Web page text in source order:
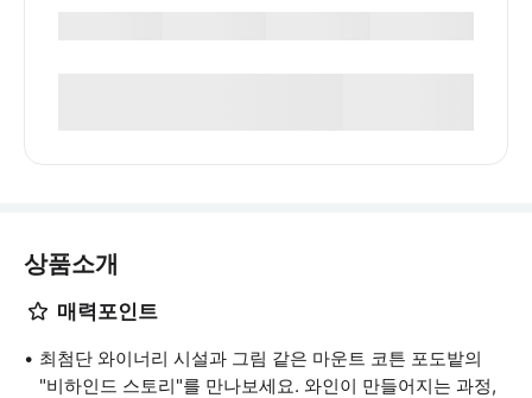
상품소개
매력포인트
최첨단 와이너리 시설과 그림 같은 마운트 코튼 포도밭의
"비하인드 스토리"를 만나보세요. 와인이 만들어지는 과정,